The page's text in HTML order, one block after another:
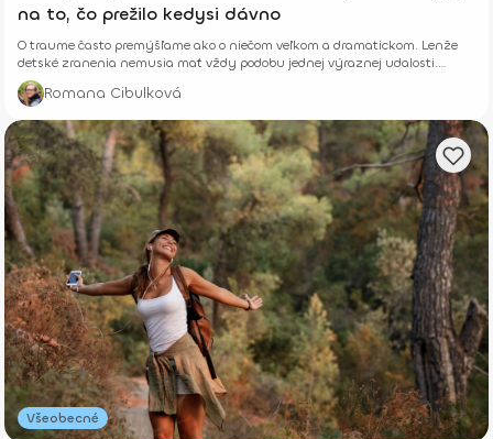
na to, čo prežilo kedysi dávno
O traume často premýšľame ako o niečom veľkom a dramatickom. Lenže
detské zranenia nemusia mať vždy podobu jednej výraznej udalosti.
Niekedy rastú potichu.
Romana Cibulková
Všeobecné